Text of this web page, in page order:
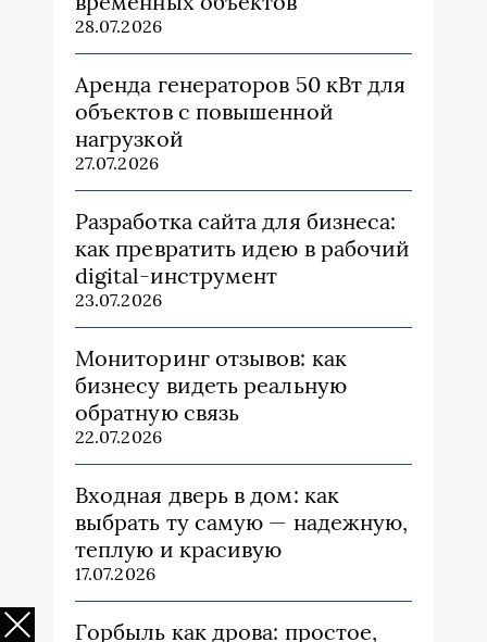
28.07.2026
Аренда генераторов 50 кВт для
объектов с повышенной
нагрузкой
27.07.2026
Разработка сайта для бизнеса:
как превратить идею в рабочий
digital-инструмент
23.07.2026
Мониторинг отзывов: как
бизнесу видеть реальную
обратную связь
22.07.2026
Входная дверь в дом: как
выбрать ту самую — надежную,
теплую и красивую
17.07.2026
Горбыль как дрова: простое,